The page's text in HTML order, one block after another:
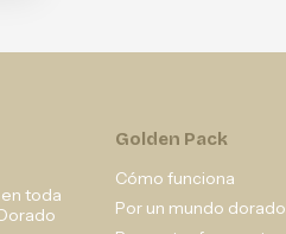
toda
Golden Pack
Cómo funciona
Por un mundo dorado